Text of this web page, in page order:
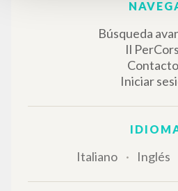
Búsqueda
Il
Iniciar
Italiano Inglés